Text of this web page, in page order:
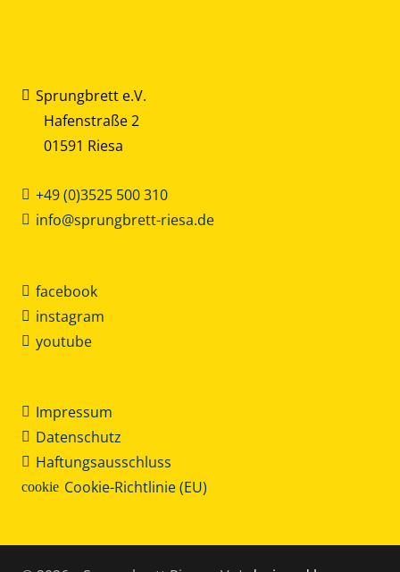
Sprungbrett e.V.
Hafenstraße 2
01591 Riesa
+49 (0)3525 500 310
info@sprungbrett-riesa.de
facebook
instagram
youtube
Impressum
Datenschutz
Haftungsausschluss
cookie Cookie-Richtlinie (EU)